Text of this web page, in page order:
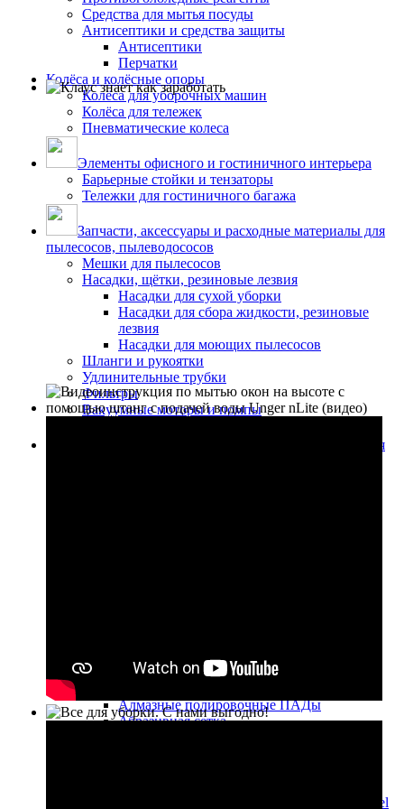
Средства для мытья посуды
Антисептики и средства защиты
Антисептики
Перчатки
Колёса и колёсные опоры
Колёса для уборочных машин
Колёса для тележек
Пневматические колеса
Элементы офисного и гостиничного интерьера
Барьерные стойки и тензаторы
Тележки для гостиничного багажа
Запчасти, аксессуары и расходные материалы для
пылесосов, пылеводососов
Мешки для пылесосов
Насадки, щётки, резиновые лезвия
Насадки для сухой уборки
Насадки для сбора жидкости, резиновые
лезвия
Насадки для моющих пылесосов
Шланги и рукоятки
Удлинительные трубки
Фильтры
Вакуумные моторы и помпы
Запчасти, аксессуары и расходные материалы для
Размывочные круги (пады) для
дисковых(роторных) машин
Алмазные полировочные ПАДы
Абразивная сетка
Резиновые лезвия, стяжки для машин Cimel